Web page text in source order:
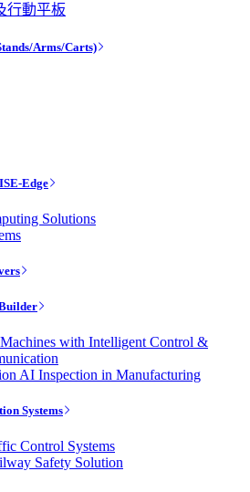
行動平板
Arms/Carts)
Edge
Solutions
with Intelligent Control &
AI Inspection in Manufacturing
Systems
Control Systems
Safety Solution